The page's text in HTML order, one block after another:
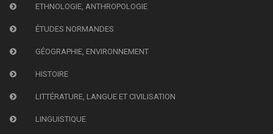
ETHNOLOGIE, ANTHROPOLOGIE
ÉTUDES NORMANDES
GÉOGRAPHIE, ENVIRONNEMENT
HISTOIRE
LITTÉRATURE, LANGUE ET CIVILISATION
LINGUISTIQUE